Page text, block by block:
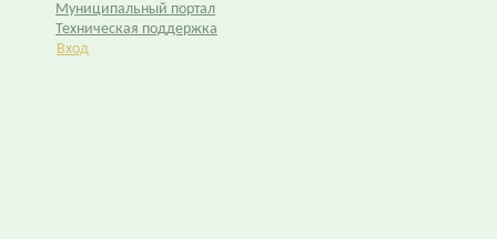
Муниципальный портал
Техническая поддержка
Вход